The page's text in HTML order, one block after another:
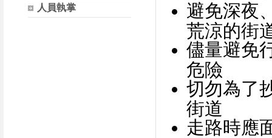
人員執掌
避免深夜
荒涼的街
儘量避免
危險
切勿為了
街道
走路時應